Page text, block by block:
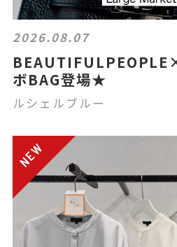
2026.08.07
ボBAG登場★
ルシェルブルー